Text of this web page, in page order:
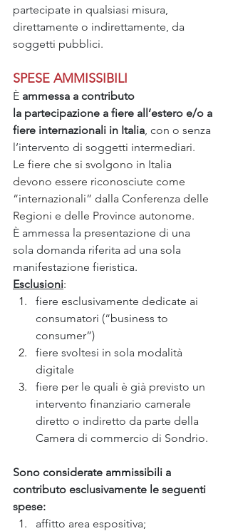
partecipate in qualsiasi misura,
direttamente o indirettamente, da
soggetti pubblici.
SPESE AMMISSIBILI
È ammessa a contributo
la partecipazione a fiere all’estero e/o a
fiere internazionali in Italia , con o senza
l’intervento di soggetti intermediari.
Le fiere che si svolgono in Italia
devono essere riconosciute come
“internazionali” dalla Conferenza delle
Regioni e delle Province autonome.
È ammessa la presentazione di una
sola domanda riferita ad una sola
manifestazione fieristica.
Esclusioni:
fiere esclusivamente dedicate ai
consumatori (“business to
consumer”)
fiere svoltesi in sola modalità
digitale
fiere per le quali è già previsto un
intervento finanziario camerale
diretto o indiretto da parte della
Camera di commercio di Sondrio.
Sono considerate ammissibili a
contributo esclusivamente le seguenti
spese:
affitto area espositiva;